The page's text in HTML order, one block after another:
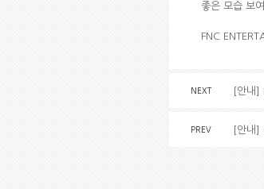
좋은 모습 보
FNC
NEXT [안내]
PREV [안내]